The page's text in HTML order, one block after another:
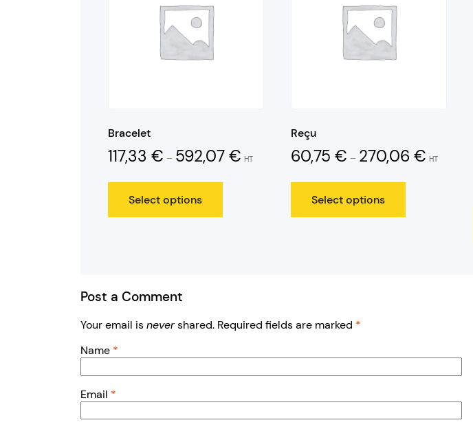
Bracelet
117,33 € – 592,07 € HT
Select options
Reçu
60,75€ – 270,06€ HT
Select options
Post a Comment
Your email isnevershared. Required fields are marked *
Name *
Email *